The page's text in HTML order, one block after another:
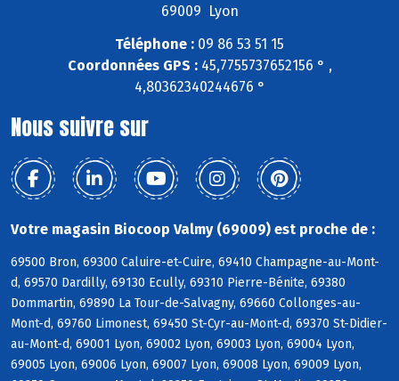
69009 Lyon
Téléphone : 09 86 53 51 15
Coordonnées GPS :45,7755737652156 ° ,
4,80362340244676 °
Nous suivre sur
Votre magasin Biocoop Valmy (69009) est proche de :
69500 Bron, 69300 Caluire-et-Cuire, 69410 Champagne-au-Mont-
d, 69570 Dardilly, 69130 Ecully, 69310 Pierre-Bénite, 69380
Dommartin, 69890 La Tour-de-Salvagny, 69660 Collonges-au-
Mont-d, 69760 Limonest, 69450 St-Cyr-au-Mont-d, 69370 St-Didier-
au-Mont-d, 69001 Lyon, 69002 Lyon, 69003 Lyon, 69004 Lyon,
69005 Lyon, 69006 Lyon, 69007 Lyon, 69008 Lyon, 69009 Lyon,